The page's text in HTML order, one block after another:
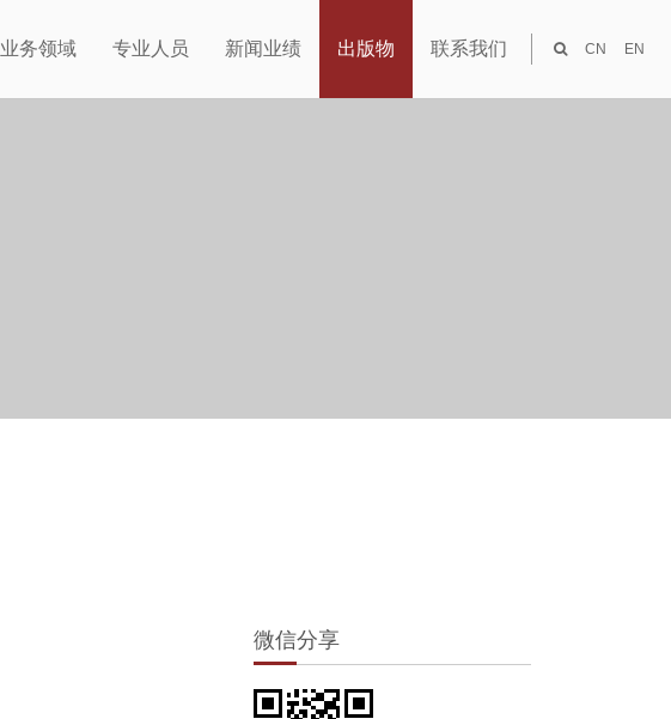
业务领域 专业人员 新闻业绩 出版物 联系我们 CN EN
微信分享